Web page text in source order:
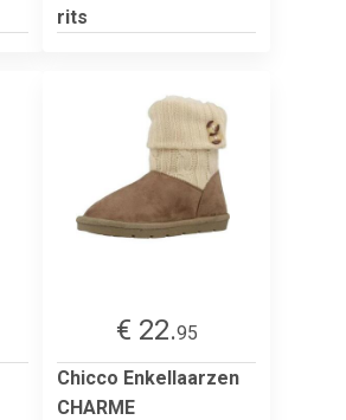
rits
€ 22.95
Chicco Enkellaarzen
CHARME